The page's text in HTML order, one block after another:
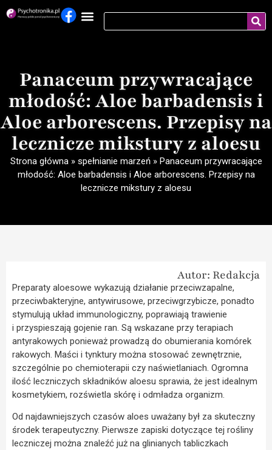
Panaceum przywracające
młodość: Aloe barbadensis i
Aloe arborescens. Przepisy na
lecznicze mikstury z aloesu
Strona główna» spełnianie marzeń» Panaceum przywracające
młodość: Aloe barbadensis i Aloe arborescens. Przepisy na
lecznicze mikstury z aloesu
Autor: Redakcja
Preparaty aloesowe wykazują działanie przeciwzapalne,
przeciwbakteryjne, antywirusowe, przeciwgrzybicze, ponadto
stymulują układ immunologiczny, poprawiają trawienie
i przyspieszają gojenie ran. Są wskazane przy terapiach
antyrakowych ponieważ prowadzą do obumierania komórek
rakowych. Maści i tynktury można stosować zewnętrznie,
szczególnie po chemioterapii czy naświetlaniach. Ogromna
ilość leczniczych składników aloesu sprawia, że jest idealnym
kosmetykiem, rozświetla skórę i odmładza organizm.
Od najdawniejszych czasów aloes uważany był za skuteczny
środek terapeutyczny. Pierwsze zapiski dotyczące tej rośliny
leczniczej można znaleźć już na glinianych tabliczkach